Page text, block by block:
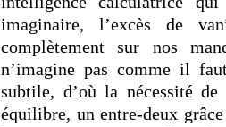
imaginaire, l’excès de
complètement sur nos
n’imagine pas comme il
subtile, d’où la nécessité
équilibre, un entre-deux